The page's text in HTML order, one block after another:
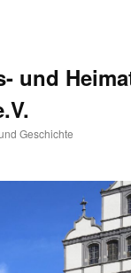
und
Geschichte